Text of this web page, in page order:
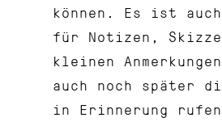
können. Es ist
für Notizen,
kleinen
auch noch später
in Erinnerung